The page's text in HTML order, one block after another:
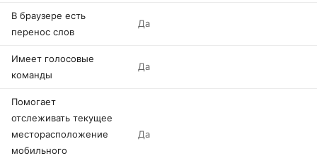
В браузере есть
перенос слов
Да
Имеет голосовые
команды
Да
Помогает
отслеживать текущее
месторасположение
мобильного
Да